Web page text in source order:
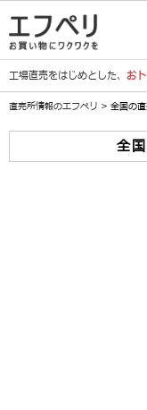
工場直売をはじめとした、 お
直売所情報のエフペリ > 全国の
全